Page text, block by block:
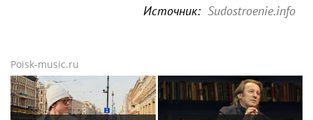
Источник: Sudostroenie.info
Poisk-music.ru